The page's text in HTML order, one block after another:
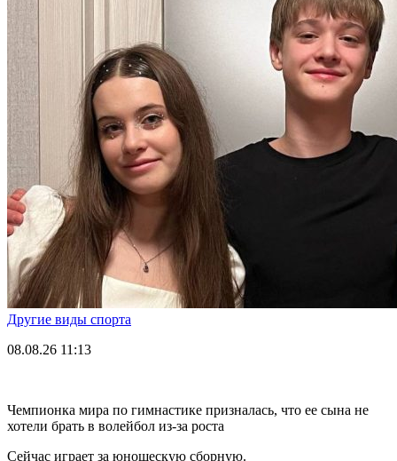
Другие виды спорта
08.08.26 11:13
Чемпионка мира по гимнастике призналась, что ее сына не
хотели брать в волейбол из-за роста
Сейчас играет за юношескую сборную.